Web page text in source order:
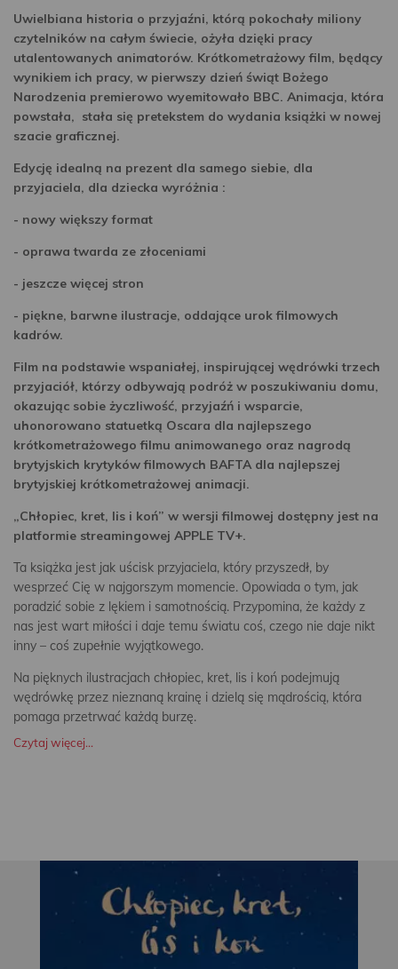
Uwielbiana historia o przyjaźni, którą pokochały miliony
czytelników na całym świecie, ożyła dzięki pracy
utalentowanych animatorów. Krótkometrażowy film, będący
wynikiem ich pracy, w pierwszy dzień świąt Bożego
Narodzenia premierowo wyemitowało BBC. Animacja, która
powstała, stała się pretekstem do wydania książki w nowej
szacie graficznej.
Edycję idealną na prezent dla samego siebie, dla
przyjaciela, dla dziecka wyróżnia :
- nowy większy format
- oprawa twarda ze złoceniami
- jeszcze więcej stron
- piękne, barwne ilustracje, oddające urok filmowych
kadrów.
Film na podstawie wspaniałej, inspirującej wędrówki trzech
przyjaciół, którzy odbywają podróż w poszukiwaniu domu,
okazując sobie życzliwość, przyjaźń i wsparcie,
uhonorowano statuetką Oscara dla najlepszego
krótkometrażowego filmu animowanego oraz nagrodą
brytyjskich krytyków filmowych BAFTA dla najlepszej
brytyjskiej krótkometrażowej animacji.
„Chłopiec, kret, lis i koń” w wersji filmowej dostępny jest na
platformie streamingowej APPLE TV+.
Ta książka jest jak uścisk przyjaciela, który przyszedł, by
wesprzeć Cię w najgorszym momencie. Opowiada o tym, jak
poradzić sobie z lękiem i samotnością. Przypomina, że każdy z
nas jest wart miłości i daje temu światu coś, czego nie daje nikt
inny – coś zupełnie wyjątkowego.
Na pięknych ilustracjach chłopiec, kret, lis i koń podejmują
wędrówkę przez nieznaną krainę i dzielą się mądrością, która
pomaga przetrwać każdą burzę.
Czytaj więcej...